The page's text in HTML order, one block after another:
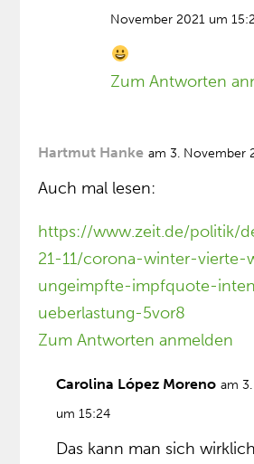
November 2021 um
Zum Antworten
Hartmut Hanke am 3. November
Auch mal lesen:
https://www.zeit.de/politik/
21-11/corona-winter-vierte-
ungeimpfte-impfquote-
ueberlastung-5vor8
Zum Antworten anmelden
Carolina López Moreno am
um 15:24
Das kann man sich